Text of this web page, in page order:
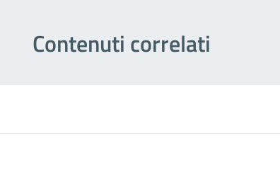
Contenuti correlati